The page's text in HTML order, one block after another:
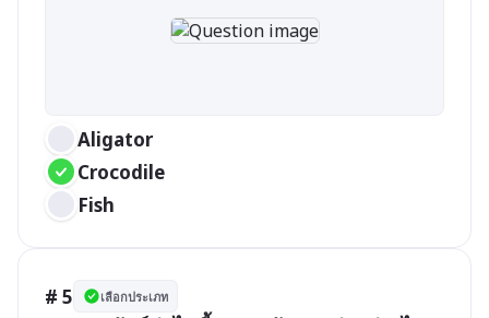
Aligator
Crocodile
Fish
# 5 เลือกประเภท